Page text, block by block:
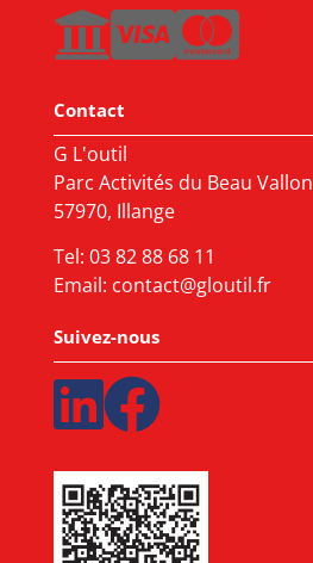
Contact
G L'outil
Parc Activités du Beau Vallon
57970, Illange
Tel: 03 82 88 68 11
Email: contact@gloutil.fr
Suivez-nous